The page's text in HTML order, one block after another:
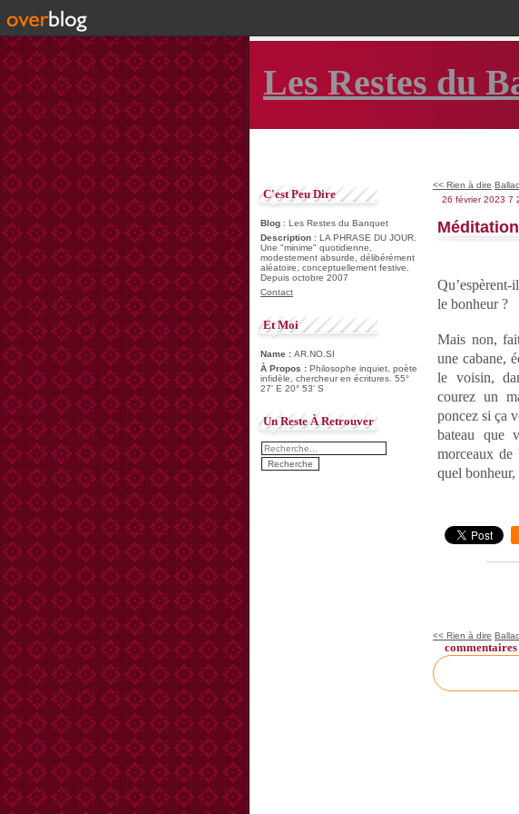
Les Restes du
C'est Peu Dire
Blog : Les Restes du Banquet
Description : LA PHRASE DU JOUR.
Une "minime" quotidienne,
modestement absurde, délibérément
aléatoire, conceptuellement festive.
Depuis octobre 2007
Contact
Et Moi
Name : AR.NO.SI
À Propos : Philosophe inquiet, poète
infidèle, chercheur en écritures. 55°
27' E 20° 53' S
Un Reste À Retrouver
<< Rien à dire
26 février 2023 7
le bonheur ?
Mais non,
une cabane,
le voisin,
courez un
poncez si ça
bateau que
morceaux
quel bonheur,
<< Rien à dire
commentaires